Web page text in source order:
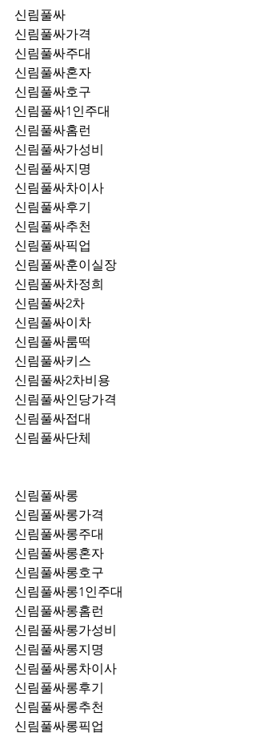
신림풀싸
신림풀싸가격
신림풀싸주대
신림풀싸혼자
신림풀싸호구
신림풀싸1인주대
신림풀싸홈런
신림풀싸가성비
신림풀싸지명
신림풀싸차이사
신림풀싸후기
신림풀싸추천
신림풀싸훈이실장
신림풀싸차정희
신림풀싸2차
신림풀싸이차
신림풀싸룸떡
신림풀싸키스
신림풀싸2차비용
신림풀싸인당가격
신림풀싸접대
신림풀싸단체
신림풀싸롱
신림풀싸롱가격
신림풀싸롱주대
신림풀싸롱혼자
신림풀싸롱호구
신림풀싸롱1인주대
신림풀싸롱홈런
신림풀싸롱가성비
신림풀싸롱지명
신림풀싸롱차이사
신림풀싸롱후기
신림풀싸롱추천